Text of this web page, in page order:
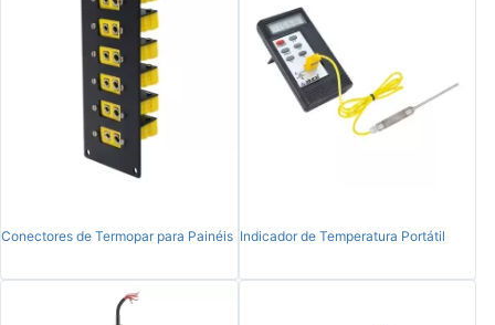
Conectores de Termopar para Painéis Indicador de Temperatura Portátil